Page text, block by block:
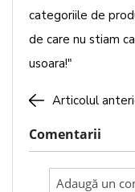
categoriile de
de care nu stiam
usoara!"
Articolul
Comentarii